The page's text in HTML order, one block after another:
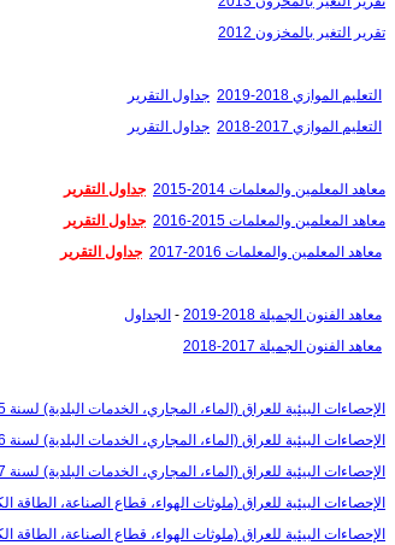
تقرير التغير بالمخزون 2012
التعليم الموازي 2018-2019
جداول التقرير
التعليم الموازي 2017-2018
جداول التقرير
معاهد المعلمين والمعلمات 2014-2015
جداول التقرير
معاهد المعلمين والمعلمات 2015-2016
جداول التقرير
معاهد المعلمين والمعلمات 2016-2017
جداول التقرير
معاهد الفنون الجميلة 2018-2019 - الجداول
معاهد الفنون الجميلة 2017-2018
الإحصاءات البيئية للعراق (الماء، المجاري، الخدمات البلدية) لسنة 2015
الإحصاءات البيئية للعراق (الماء، المجاري، الخدمات البلدية) لسنة 2016
الإحصاءات البيئية للعراق (الماء، المجاري، الخدمات البلدية) لسنة 2017
الإحصاءات البيئية للعراق (ملوثات الهواء، قطاع الصناعة، الطاقة
الإحصاءات البيئية للعراق (ملوثات الهواء، قطاع الصناعة، الطاقة